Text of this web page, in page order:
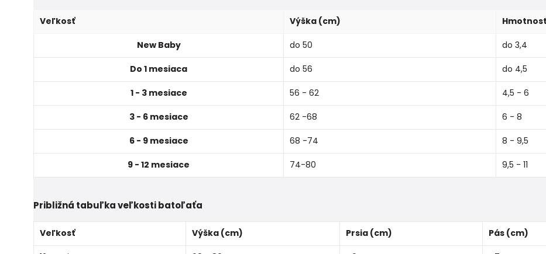
Veľkosť Výška (cm)
New Baby do 50 do 3,4
Do 1 mesiaca do 56 do 4,5
1 - 3 mesiace 56 - 62 4,5 - 6
3 - 6 mesiace 62 -68 6 - 8
6 - 9 mesiace 68 -74 8 - 9,5
9 - 12 mesiace 74-80 9,5 - 11
Približná tabuľka veľkosti batoľaťa
Veľkosť Výška (cm) Prsia (cm) Pás (cm)